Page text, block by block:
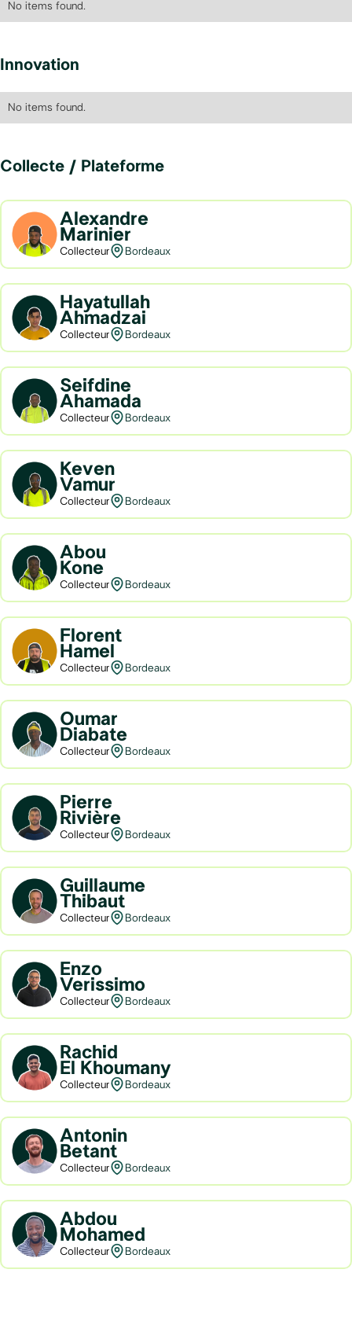
No items found.
Innovation
No items found.
Collecte / Plateforme
Alexandre
Marinier
Collecteur Bordeaux
Hayatullah
Ahmadzai
Collecteur Bordeaux
Seifdine
Ahamada
Collecteur Bordeaux
Keven
Vamur
Collecteur Bordeaux
Abou
Kone
Collecteur Bordeaux
Florent
Hamel
Collecteur Bordeaux
Oumar
Diabate
Collecteur Bordeaux
Pierre
Rivière
Collecteur Bordeaux
Guillaume
Thibaut
Collecteur Bordeaux
Enzo
Verissimo
Collecteur Bordeaux
Rachid
El Khoumany
Collecteur Bordeaux
Antonin
Betant
Collecteur Bordeaux
Abdou
Mohamed
Collecteur Bordeaux